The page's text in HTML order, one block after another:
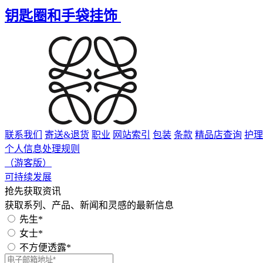
钥匙圈和手袋挂饰
联系我们 寄送&退货 职业 网站索引 包装 条款 精品店查询 护
个人信息处理规则
（游客版）
可持续发展
抢先获取资讯
获取系列、产品、新闻和灵感的最新信息
先生*
女士*
不方便透露*